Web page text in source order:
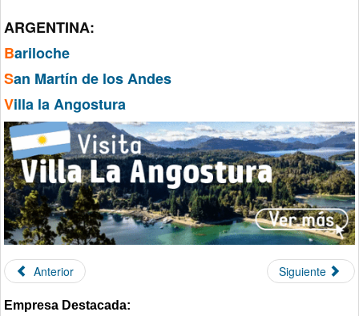
ARGENTINA:
Bariloche
San Martín de los Andes
Villa la Angostura
Anterior Siguiente
Empresa Destacada: